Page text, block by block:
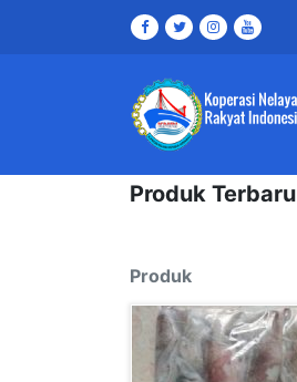
Produk Terbaru
Produk